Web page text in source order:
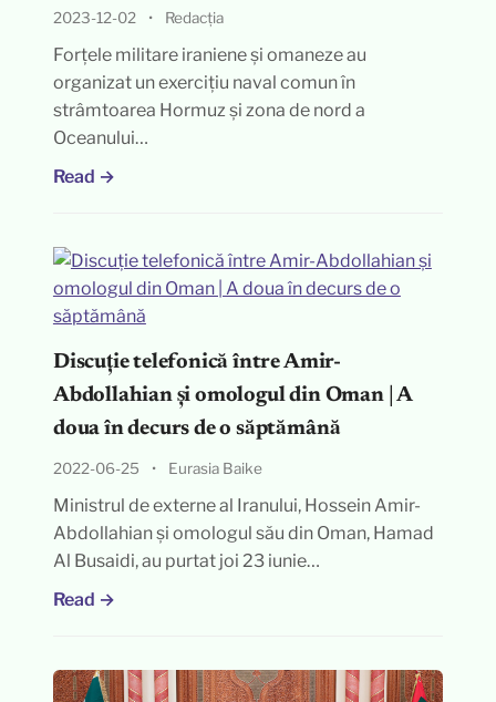
2023-12-02 • Redacția
Forțele militare iraniene și omaneze au
organizat un exercițiu naval comun în
strâmtoarea Hormuz și zona de nord a
Oceanului…
Read →
Discuție telefonică între Amir-
Abdollahian și omologul din Oman | A
doua în decurs de o săptămână
2022-06-25 • Eurasia Baike
Ministrul de externe al Iranului, Hossein Amir-
Abdollahian și omologul său din Oman, Hamad
Al Busaidi, au purtat joi 23 iunie…
Read →